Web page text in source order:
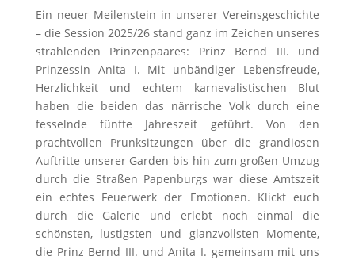
Ein neuer Meilenstein in unserer Vereinsgeschichte
– die Session 2025/26 stand ganz im Zeichen unseres
strahlenden Prinzenpaares: Prinz Bernd III. und
Prinzessin Anita I. Mit unbändiger Lebensfreude,
Herzlichkeit und echtem karnevalistischen Blut
haben die beiden das närrische Volk durch eine
fesselnde fünfte Jahreszeit geführt. Von den
prachtvollen Prunksitzungen über die grandiosen
Auftritte unserer Garden bis hin zum großen Umzug
durch die Straßen Papenburgs war diese Amtszeit
ein echtes Feuerwerk der Emotionen. Klickt euch
durch die Galerie und erlebt noch einmal die
schönsten, lustigsten und glanzvollsten Momente,
die Prinz Bernd III. und Anita I. gemeinsam mit uns